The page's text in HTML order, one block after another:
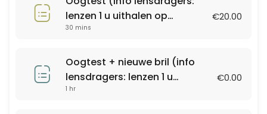
30 min · EUR20.0
Nieuwe bril - geen oogtest
lenzen 1 u uithalen op
voorhand)
30 mins
€20.00
Oogtest + nieuwe bril (info
lensdragers: lenzen 1 u
uithalen op voorhand)
1 hr
€0.00